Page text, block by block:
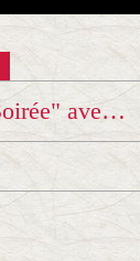
Une "Sacrée Soirée" avec Shohei Ono à Lyon !!